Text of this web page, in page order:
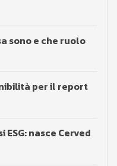
sono e che ruolo
per il report
nasce Cerved